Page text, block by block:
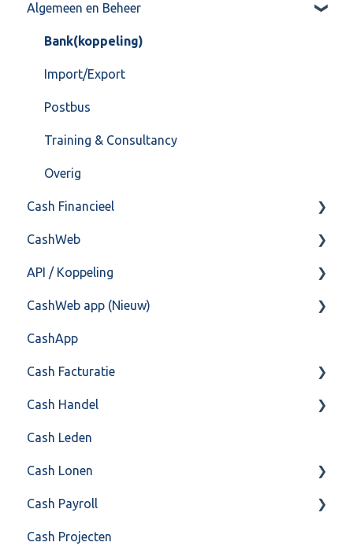
Algemeen en Beheer
Bank(koppeling)
Import/Export
Postbus
Training & Consultancy
Overig
Cash Financieel
Boekhoud
Fiscaal
Overig
CashWeb
CashHero Layout
Mailen vanuit CASHWeb
Algemeen gebruik
API / Koppeling
Algemeen
Api 3.0 (SOAP API)
API 4.0 (REST API)
CashWeb app (Nieuw)
Veel gestelde vragen
CashApp
Cash Facturatie
Factureren
Instellingen
Algemeen
Formulierlayout
Cash Handel
Inkoop
Verkoop
Voorraad
Overig
Cash Leden
Cash Lonen
Algemeen
Inrichting
Cash Payroll
Aangifte
Cash Projecten